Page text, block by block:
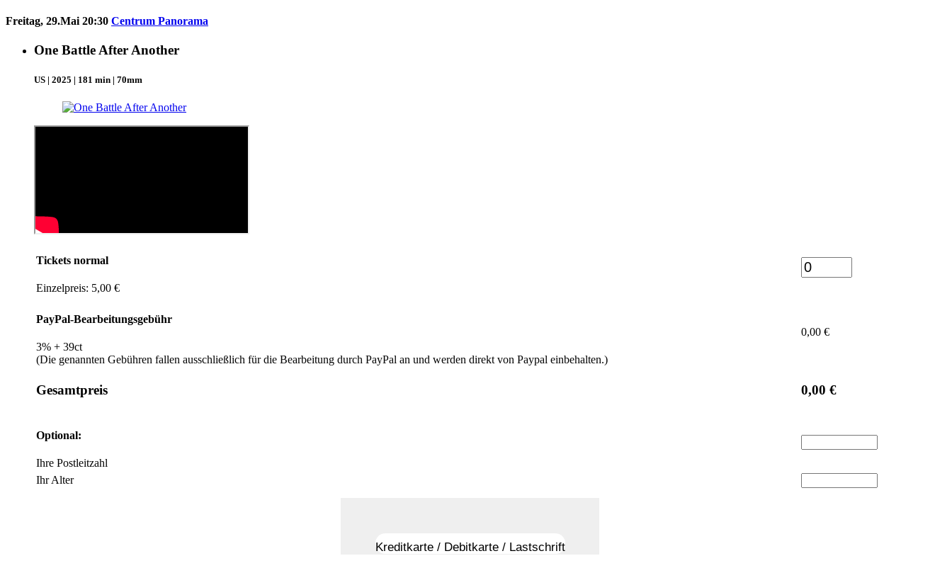
Freitag, 29.Mai 20:30 Centrum Panorama
One Battle After Another
US | 2025 | 181 min | 70mm
Tickets normal
Einzelpreis: 5,00 €
PayPal-Bearbeitungsgebühr
3% + 39ct
(Die genannten Gebühren fallen ausschließlich für die Bearbeitung durch PayPal an und werden direkt von Paypal einbehalten.)
0,00 €
Gesamtpreis 0,00 €
Optional:
Ihre Postleitzahl
Ihr Alter
Kreditkarte / Debitkarte / Lastschrift